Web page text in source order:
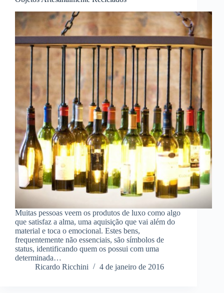
Muitas pessoas veem os produtos de luxo como algo
que satisfaz a alma, uma aquisição que vai além do
material e toca o emocional. Estes bens,
frequentemente não essenciais, são símbolos de
status, identificando quem os possui com uma
determinada…
Ricardo Ricchini
4 de janeiro de 2016